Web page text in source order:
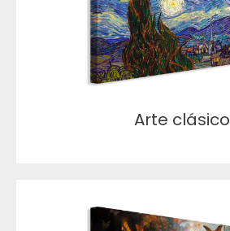
Arte clásico